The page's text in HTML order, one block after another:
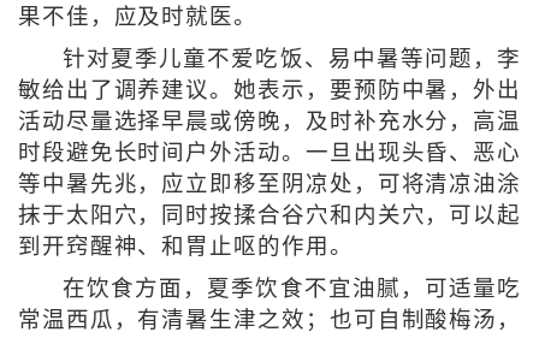
果不佳，应及时就医。
针对夏季儿童不爱吃饭、易中暑等问题，李
敏给出了调养建议。她表示，要预防中暑，外出
活动尽量选择早晨或傍晚，及时补充水分，高温
时段避免长时间户外活动。一旦出现头昏、恶心
等中暑先兆，应立即移至阴凉处，可将清凉油涂
抹于太阳穴，同时按揉合谷穴和内关穴，可以起
到开窍醒神、和胃止呕的作用。
在饮食方面，夏季饮食不宜油腻，可适量吃
常温西瓜，有清暑生津之效；也可自制酸梅汤，